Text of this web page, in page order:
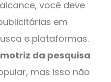
você deve
em
e plataformas.
da pesquisa
mas isso não